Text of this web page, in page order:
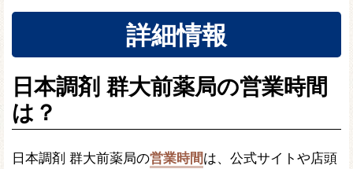
詳細情報
日本調剤 群大前薬局の営業時間
は？
日本調剤 群大前薬局の営業時間は、公式サイトや店頭